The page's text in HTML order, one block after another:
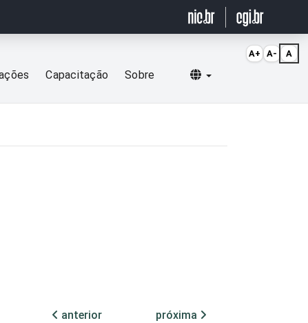
Capacitação Sobre Selecionar idioma
anterior
próxima
A+ A- A